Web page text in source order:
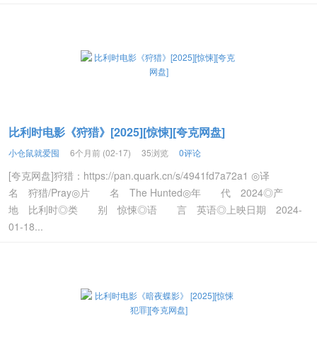
比利时电影《狩猎》[2025][惊悚][夸克网盘]
小仓鼠就爱囤 6个月前 (02-17) 35浏览 0评论
[夸克网盘]狩猎：https://pan.quark.cn/s/4941fd7a72a1 ◎译
名 狩猎/Pray◎片 名 The Hunted◎年 代 2024◎产
地 比利时◎类 别 惊悚◎语 言 英语◎上映日期 2024-
01-18...